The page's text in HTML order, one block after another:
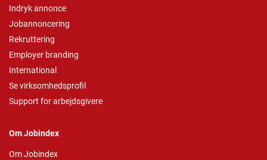
Indryk annonce
Jobannoncering
Rekruttering
Employer branding
International
Se virksomhedsprofil
Support for arbejdsgivere
Om Jobindex
Om Jobindex